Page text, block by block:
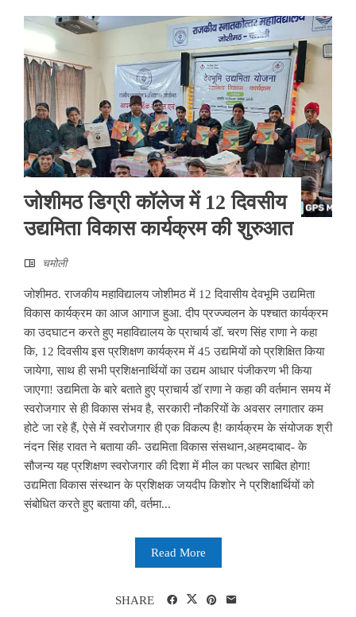
जोशीमठ डिग्री कॉलेज में 12 दिवसीय
उद्यमिता विकास कार्यक्रम की शुरुआत
चमोली
जोशीमठ. राजकीय महाविद्यालय जोशीमठ में 12 दिवासीय देवभूमि उद्यमिता
विकास कार्यक्रम का आज आगाज हुआ. दीप प्रज्ज्वलन के पश्चात कार्यक्रम
का उदघाटन करते हुए महाविद्यालय के प्राचार्य डॉ. चरण सिंह राणा ने कहा
कि, 12 दिवसीय इस प्रशिक्षण कार्यक्रम में 45 उद्यमियों को प्रशिक्षित किया
जायेगा, साथ ही सभी प्रशिक्षनार्थियों का उद्यम आधार पंजीकरण भी किया
जाएगा! उद्यमिता के बारे बताते हुए प्राचार्य डॉ राणा ने कहा की वर्तमान समय में
स्वरोजगार से ही विकास संभव है, सरकारी नौकरियों के अवसर लगातार कम
होटे जा रहे हैं, ऐसे में स्वरोजगार ही एक विकल्प है! कार्यक्रम के संयोजक श्री
नंदन सिंह रावत ने बताया की- उद्यमिता विकास संसथान,अहमदाबाद- के
सौजन्य यह प्रशिक्षण स्वरोजगार की दिशा में मील का पत्थर साबित होगा!
उद्यमिता विकास संस्थान के प्रशिक्षक जयदीप किशोर ने प्रशिक्षार्थियों को
संबोधित करते हुए बताया की, वर्तमा...
Read More
SHARE